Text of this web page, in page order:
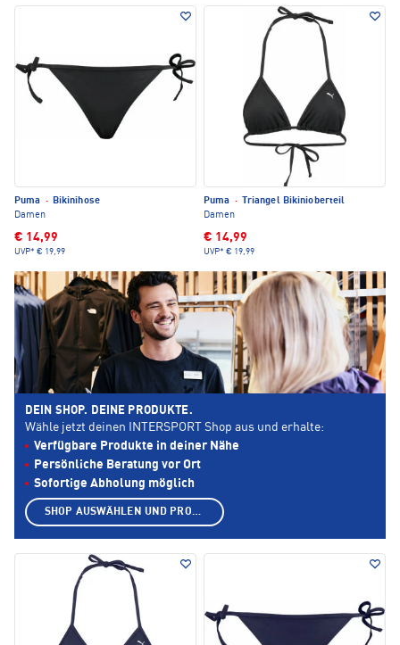
Puma ·
Bikinihose
Damen
€ 14,99
UVP* € 19,99
Puma ·
Triangel Bikinioberteil
Damen
€ 14,99
UVP* € 19,99
DEIN SHOP. DEINE PRODUKTE.
Wähle jetzt deinen INTERSPORT Shop aus und erhalte:
Verfügbare Produkte in deiner Nähe
Persönliche Beratung vor Ort
Sofortige Abholung möglich
SHOP AUSWÄHLEN UND PRODUKTE ANZEIGEN